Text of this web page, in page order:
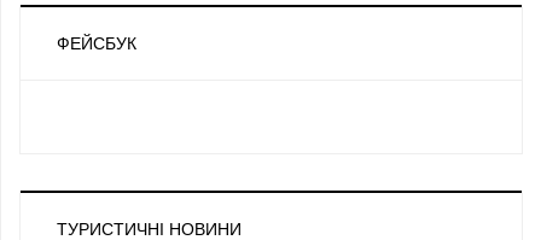
ФЕЙСБУК
ТУРИСТИЧНІ НОВИНИ